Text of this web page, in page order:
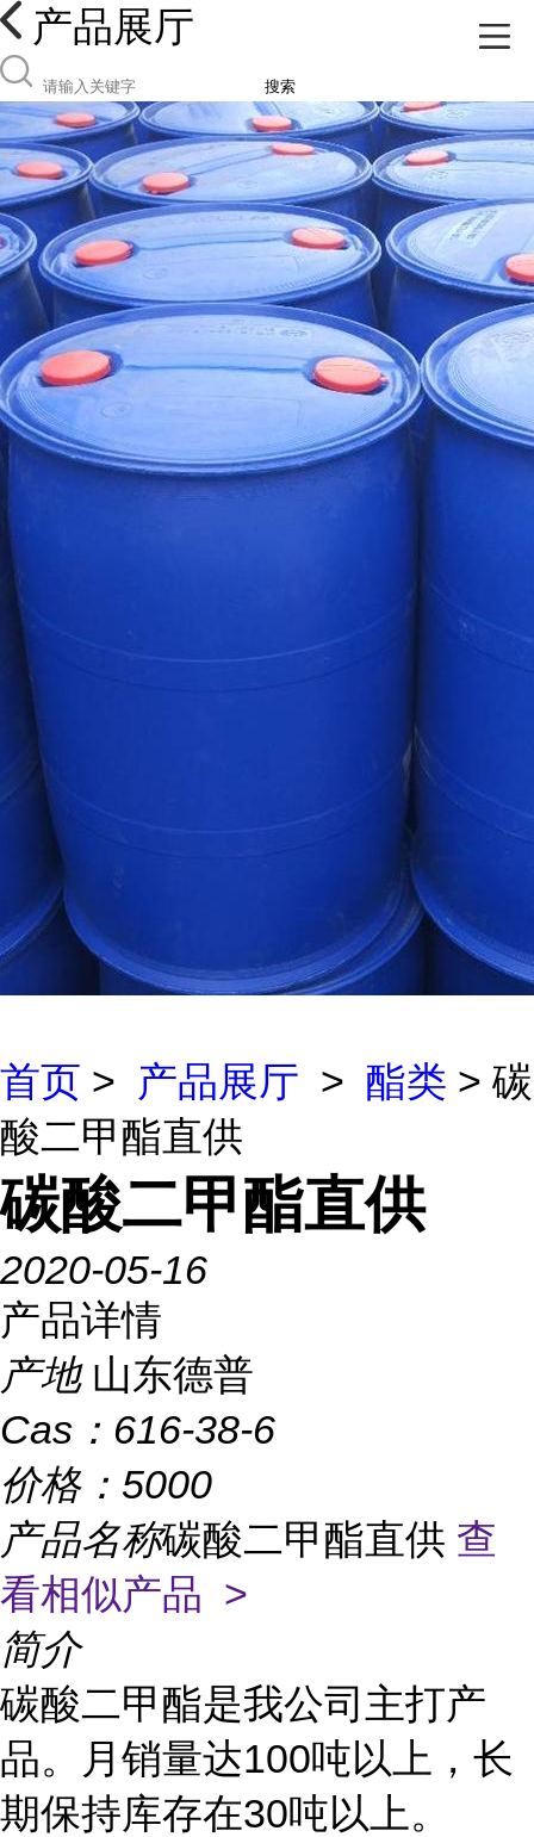
产品展厅
搜索
首页 > 产品展厅 > 酯类 > 碳
酸二甲酯直供
碳酸二甲酯直供
2020-05-16
产品详情
产地 山东德普
Cas： 616-38-6
价格： 5000
产品名称碳酸二甲酯直供 查
看相似产品 >
简介
碳酸二甲酯是我公司主打产
品。月销量达100吨以上，长
期保持库存在30吨以上。